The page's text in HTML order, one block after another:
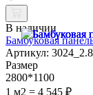
В наличии
Бамбуковая
Артикул: 3024_2.8
Размер
2800*1100
1 м2 = 4 545 ₽